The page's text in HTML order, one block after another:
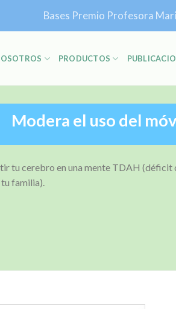
Bases Premio Profesora
PRODUCTOS
Modera el uso del
tu cerebro en una mente TDAH
familia).